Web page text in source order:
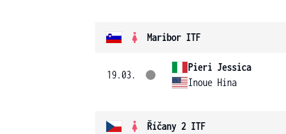
Maribor ITF
19.03.
Pieri Jessica
Inoue Hina
Říčany 2 ITF